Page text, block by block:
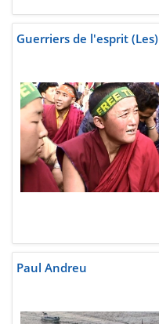
Guerriers de l'esprit (Les)
Paul Andreu